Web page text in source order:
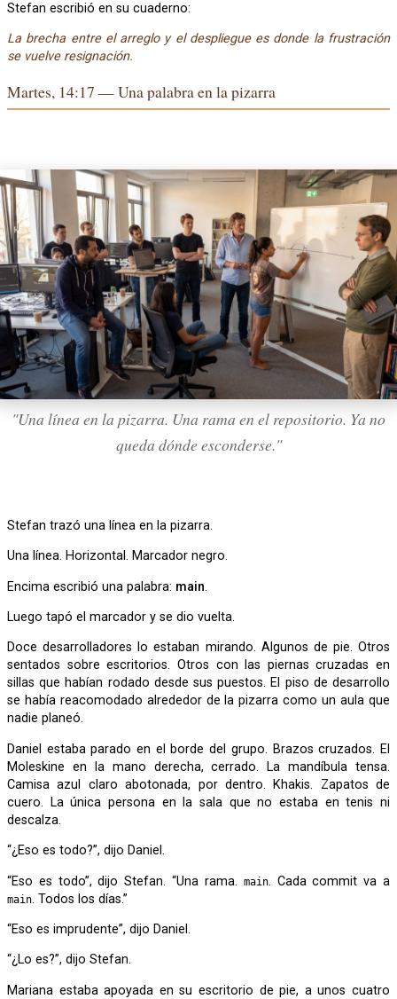
Stefan escribió en su cuaderno:
La brecha entre el arreglo y el despliegue es donde la frustración
se vuelve resignación.
Martes, 14:17 — Una palabra en la pizarra
"Una línea en la pizarra. Una rama en el repositorio. Ya no
queda dónde esconderse."
Stefan trazó una línea en la pizarra.
Una línea. Horizontal. Marcador negro.
Encima escribió una palabra: main.
Luego tapó el marcador y se dio vuelta.
Doce desarrolladores lo estaban mirando. Algunos de pie. Otros
sentados sobre escritorios. Otros con las piernas cruzadas en
sillas que habían rodado desde sus puestos. El piso de desarrollo
se había reacomodado alrededor de la pizarra como un aula que
nadie planeó.
Daniel estaba parado en el borde del grupo. Brazos cruzados. El
Moleskine en la mano derecha, cerrado. La mandíbula tensa.
Camisa azul claro abotonada, por dentro. Khakis. Zapatos de
cuero. La única persona en la sala que no estaba en tenis ni
descalza.
“¿Eso es todo?”, dijo Daniel.
“Eso es todo”, dijo Stefan. “Una rama. main. Cada commit va a
main. Todos los días.”
“Eso es imprudente”, dijo Daniel.
“¿Lo es?”, dijo Stefan.
Mariana estaba apoyada en su escritorio de pie, a unos cuatro